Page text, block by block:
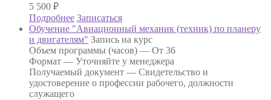
5 500 ₽
Подробнее Записаться
Обучение "Авиационный механик (техник) по планеру
и двигателям" Запись на курс
Объем программы (часов) — От 36
Формат — Уточняйте у менеджера
Получаемый документ — Свидетельство и
удостоверение о профессии рабочего, должности
служащего